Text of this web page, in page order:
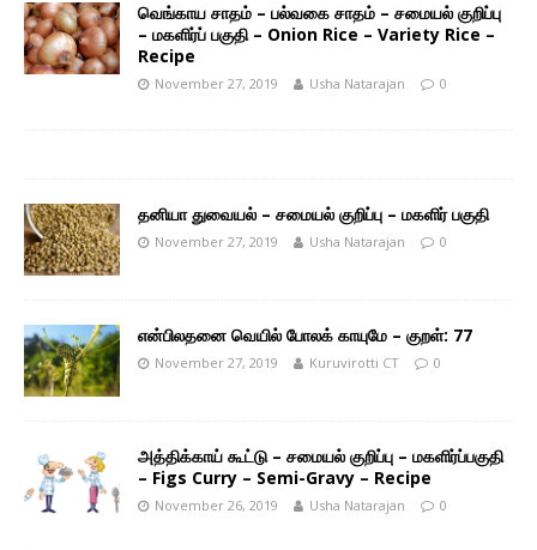
வெங்காய சாதம் – பல்வகை சாதம் – சமையல் குறிப்பு
– மகளிர்ப் பகுதி – Onion Rice – Variety Rice –
Recipe
November 27, 2019 Usha Natarajan 0
தனியா துவையல் – சமையல் குறிப்பு – மகளிர் பகுதி
November 27, 2019 Usha Natarajan 0
என்பிலதனை வெயில் போலக் காயுமே – குறள்: 77
November 27, 2019 Kuruvirotti CT 0
அத்திக்காய் கூட்டு – சமையல் குறிப்பு – மகளிர்ப்பகுதி
– Figs Curry – Semi-Gravy – Recipe
November 26, 2019 Usha Natarajan 0